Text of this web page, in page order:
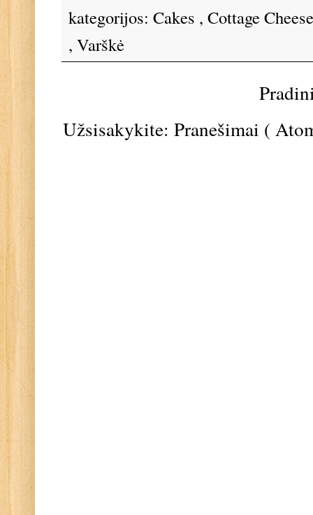
kategorijos: Cakes , Cottage
, Varškė
Užsisakykite: Pranešimai (